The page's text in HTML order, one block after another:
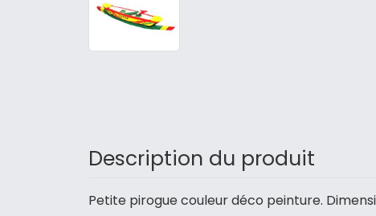
Description du produit
Petite pirogue couleur déco peinture.